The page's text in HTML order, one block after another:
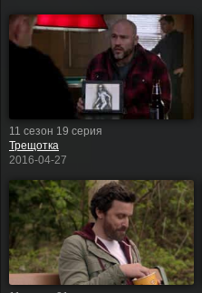
11 сезон 19 серия
Трещотка
2016-04-27